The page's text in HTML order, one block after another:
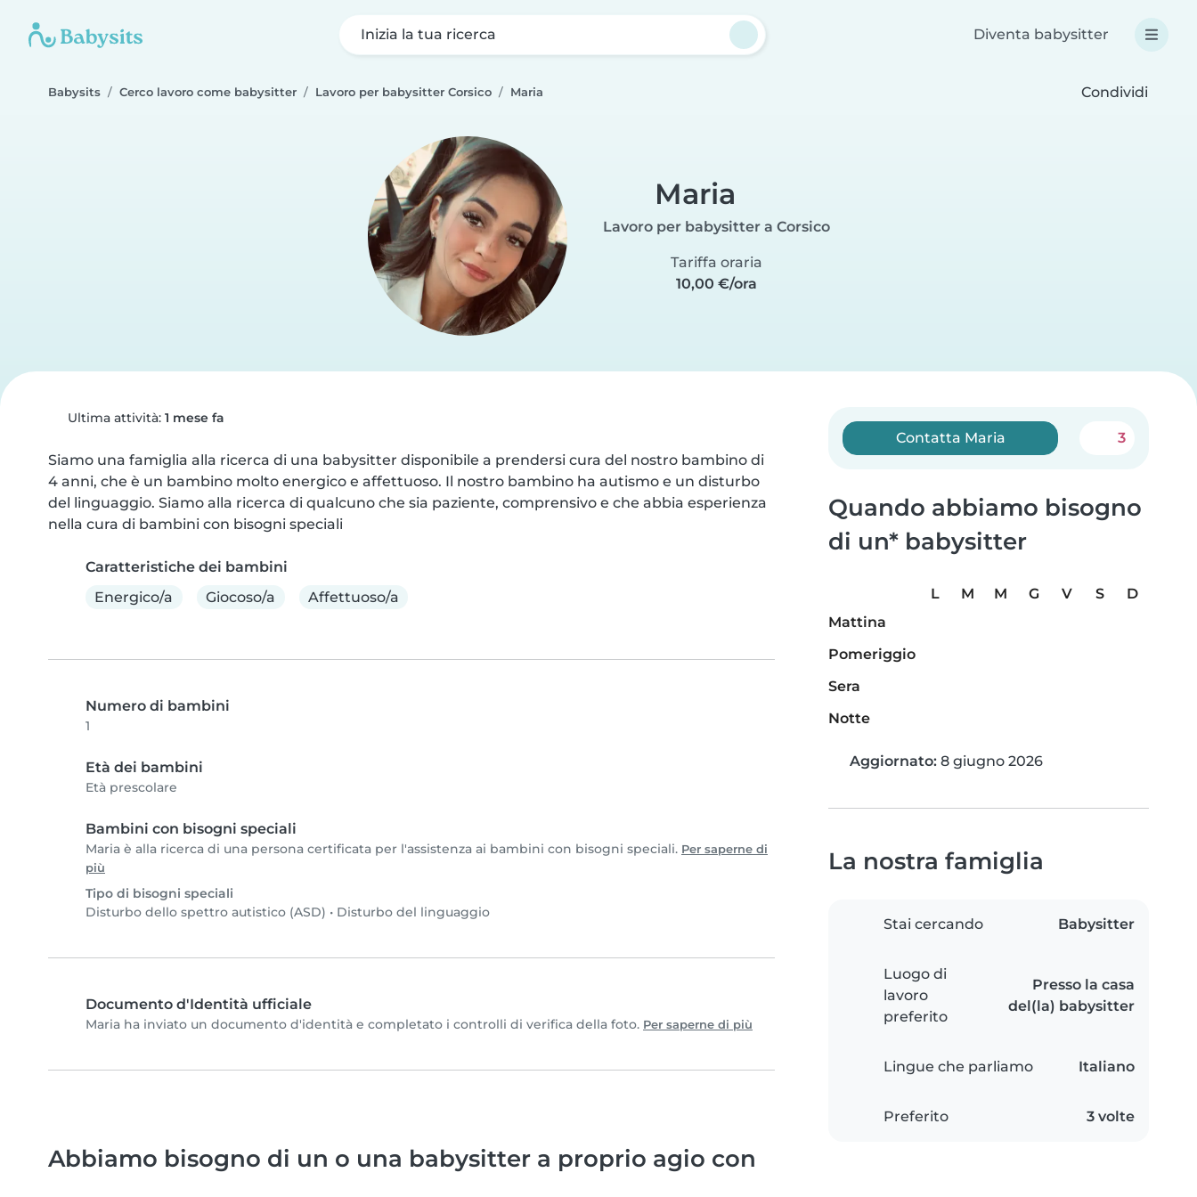
Inizia la tua ricerca Diventa babysitter
Babysits Cerco lavoro come babysitter Lavoro per babysitter Corsico Maria Condividi
Maria
Lavoro per babysitter a Corsico
Tariffa oraria
10,00 €/ora
Ultima attività: 1 mese fa
Siamo una famiglia alla ricerca di una babysitter disponibile a prendersi cura del nostro bambino di
4 anni, che è un bambino molto energico e affettuoso. Il nostro bambino ha autismo e un disturbo
del linguaggio. Siamo alla ricerca di qualcuno che sia paziente, comprensivo e che abbia esperienza
nella cura di bambini con bisogni speciali
Caratteristiche dei bambini
Energico/a
Giocoso/a Affettuoso/a
Numero di bambini
1
Età dei bambini
Età prescolare
Bambini con bisogni speciali
Maria è alla ricerca di una persona certificata per l'assistenza ai bambini con bisogni speciali. Per saperne di
più
Tipo di bisogni speciali
Disturbo dello spettro autistico (ASD) • Disturbo del linguaggio
Documento d'Identità ufficiale
Maria ha inviato un documento d'identità e completato i controlli di verifica della foto. Per saperne di più
Contatta Maria 3
Quando abbiamo bisogno
di un* babysitter
L M M G V S
D
Mattina
Pomeriggio
Sera
Notte
Aggiornato: 8 giugno 2026
La nostra famiglia
Stai cercando Babysitter
Luogo di
lavoro
preferito
Presso la casa
del(la) babysitter
Lingue che parliamo Italiano
Preferito 3 volte
Abbiamo bisogno di un o una babysitter a proprio agio con